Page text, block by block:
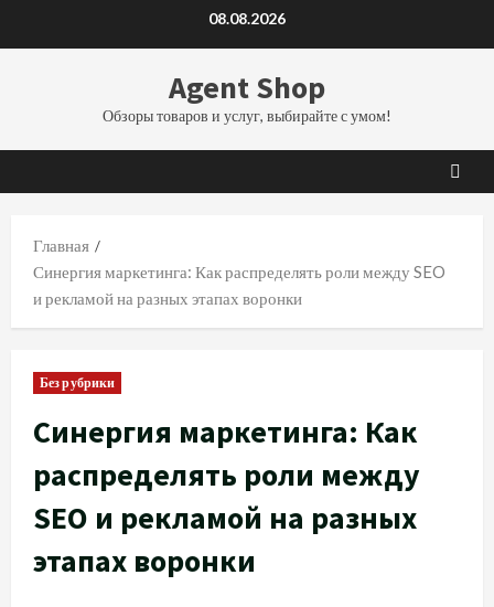
08.08.2026
Agent Shop
Обзоры товаров и услуг, выбирайте с умом!
Главная
Синергия маркетинга: Как распределять роли между SEO
и рекламой на разных этапах воронки
Без рубрики
Синергия маркетинга: Как
распределять роли между
SEO и рекламой на разных
этапах воронки